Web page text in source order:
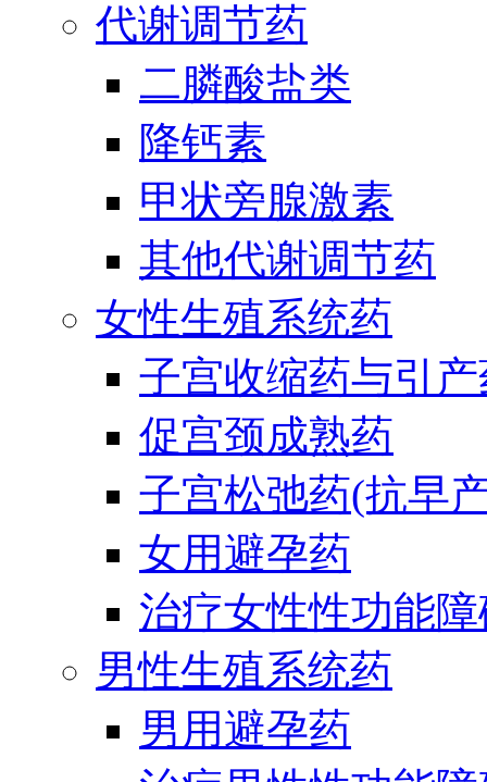
代谢调节药
二膦酸盐类
降钙素
甲状旁腺激素
其他代谢调节药
女性生殖系统药
子宫收缩药与引
促宫颈成熟药
子宫松弛药(抗早
女用避孕药
治疗女性性功能
男性生殖系统药
男用避孕药